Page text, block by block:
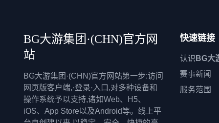
BG大游集团·(CHN)官方网
站
BG大游集团·(CHN)官方网站第一步:访问
网页版客户端,·登录·入口,对多种设备和
操作系统予以支持,诸如Web、H5、
iOS、App Store以及Android等。线上平
快速链接
认识 BG大
赛事新闻
服务范围